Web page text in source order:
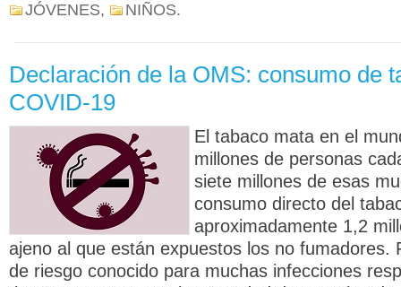
JÓVENES, NIÑOS.
Declaración de la OMS: consumo de
COVID-19
El tabaco mata en el
millones de personas
siete millones de esas
consumo directo del
aproximadamente 1,2
ajeno al que están expuestos los no fumadores.
de riesgo conocido para muchas infecciones